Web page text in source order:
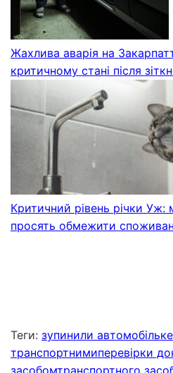
Жахлива аварія на
критичному стані після
Критичний рівень річки Уж:
просять обмежити
Теги: зупинили автомобіль
транспортнимиперевірки
засобомтранспортного